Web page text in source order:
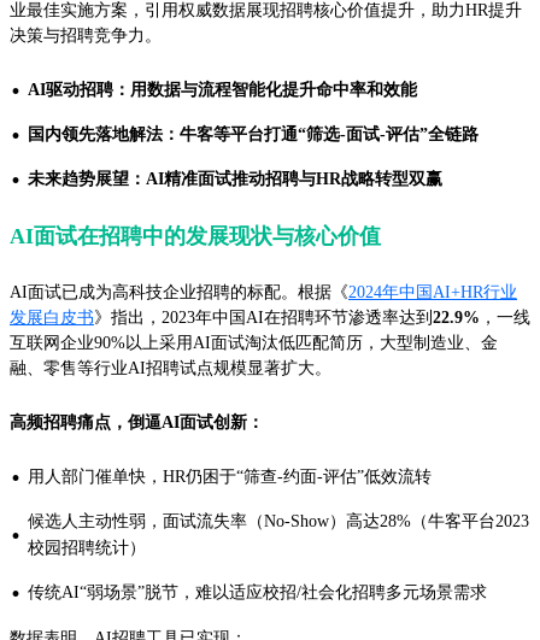
业最佳实施方案，引用权威数据展现招聘核心价值提升，助力HR提升
决策与招聘竞争力。
· AI驱动招聘：用数据与流程智能化提升命中率和效能
· 国内领先落地解法：牛客等平台打通“筛选-面试-评估”全链路
· 未来趋势展望：AI精准面试推动招聘与HR战略转型双赢
AI面试在招聘中的发展现状与核心价值
AI面试已成为高科技企业招聘的标配。根据《2024年中国AI+HR行业
发展白皮书》指出，2023年中国AI在招聘环节渗透率达到 22.9% ，一线
互联网企业90%以上采用AI面试淘汰低匹配简历，大型制造业、金
融、零售等行业AI招聘试点规模显著扩大。
高频招聘痛点，倒逼AI面试创新：
· 用人部门催单快，HR仍困于“筛查-约面-评估”低效流转
· 候选人主动性弱，面试流失率（No-Show）高达28%（牛客平台2023
校园招聘统计）
· 传统AI“弱场景”脱节，难以适应校招/社会化招聘多元场景需求